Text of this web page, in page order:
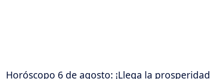
Horóscopo 6 de agosto: ¡Llega la prosperidad